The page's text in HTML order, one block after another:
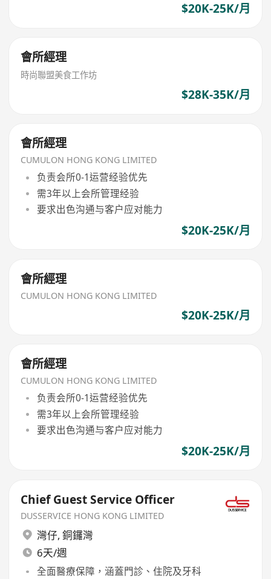
$20K-25K/月
會所經理
時尚聯盟美食工作坊
$28K-35K/月
會所經理
CUMULON HONG KONG LIMITED
负责会所0-1运营经验优先
需3年以上会所管理经验
要求出色沟通与客户应对能力
$20K-25K/月
會所經理
CUMULON HONG KONG LIMITED
$20K-25K/月
會所經理
CUMULON HONG KONG LIMITED
负责会所0-1运营经验优先
需3年以上会所管理经验
要求出色沟通与客户应对能力
$20K-25K/月
Chief Guest Service Officer
DUSSERVICE HONG KONG LIMITED
灣仔, 銅鑼灣
6天/週
全面醫療保障，涵蓋門診、住院及牙科